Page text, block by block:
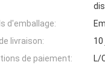
d'emballage:
livraison:
10
de paiement:
L/